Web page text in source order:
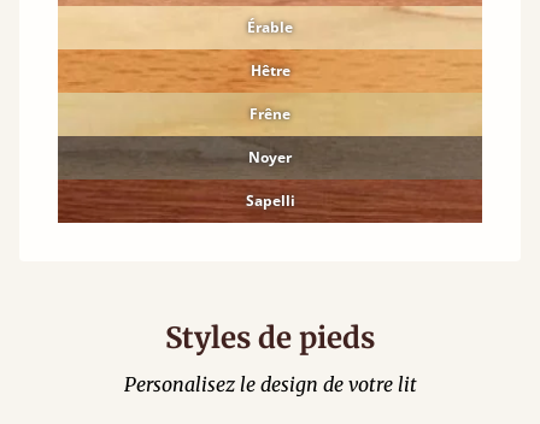
Érable
Hêtre
Frêne
Noyer
Sapelli
Styles de pieds
Personalisez le design de votre lit